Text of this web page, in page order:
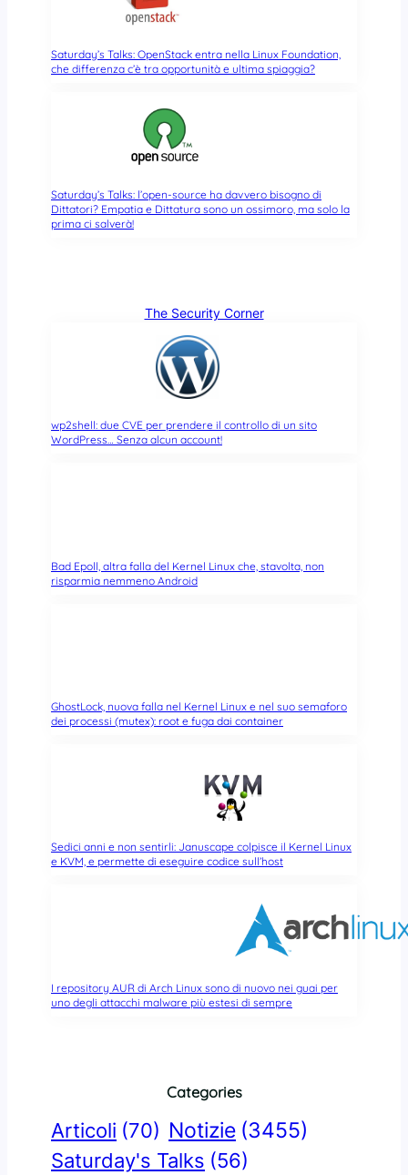
Saturday’s Talks: OpenStack entra nella Linux Foundation,
che differenza c’è tra opportunità e ultima spiaggia?
Saturday’s Talks: l’open-source ha davvero bisogno di
Dittatori? Empatia e Dittatura sono un ossimoro, ma solo la
prima ci salverà!
The Security Corner
wp2shell: due CVE per prendere il controllo di un sito
WordPress… Senza alcun account!
Bad Epoll, altra falla del Kernel Linux che, stavolta, non
risparmia nemmeno Android
GhostLock, nuova falla nel Kernel Linux e nel suo semaforo
dei processi (mutex): root e fuga dai container
Sedici anni e non sentirli: Januscape colpisce il Kernel Linux
e KVM, e permette di eseguire codice sull’host
I repository AUR di Arch Linux sono di nuovo nei guai per
uno degli attacchi malware più estesi di sempre
Categories
Articoli (70) Notizie (3455)
Saturday's Talks (56)